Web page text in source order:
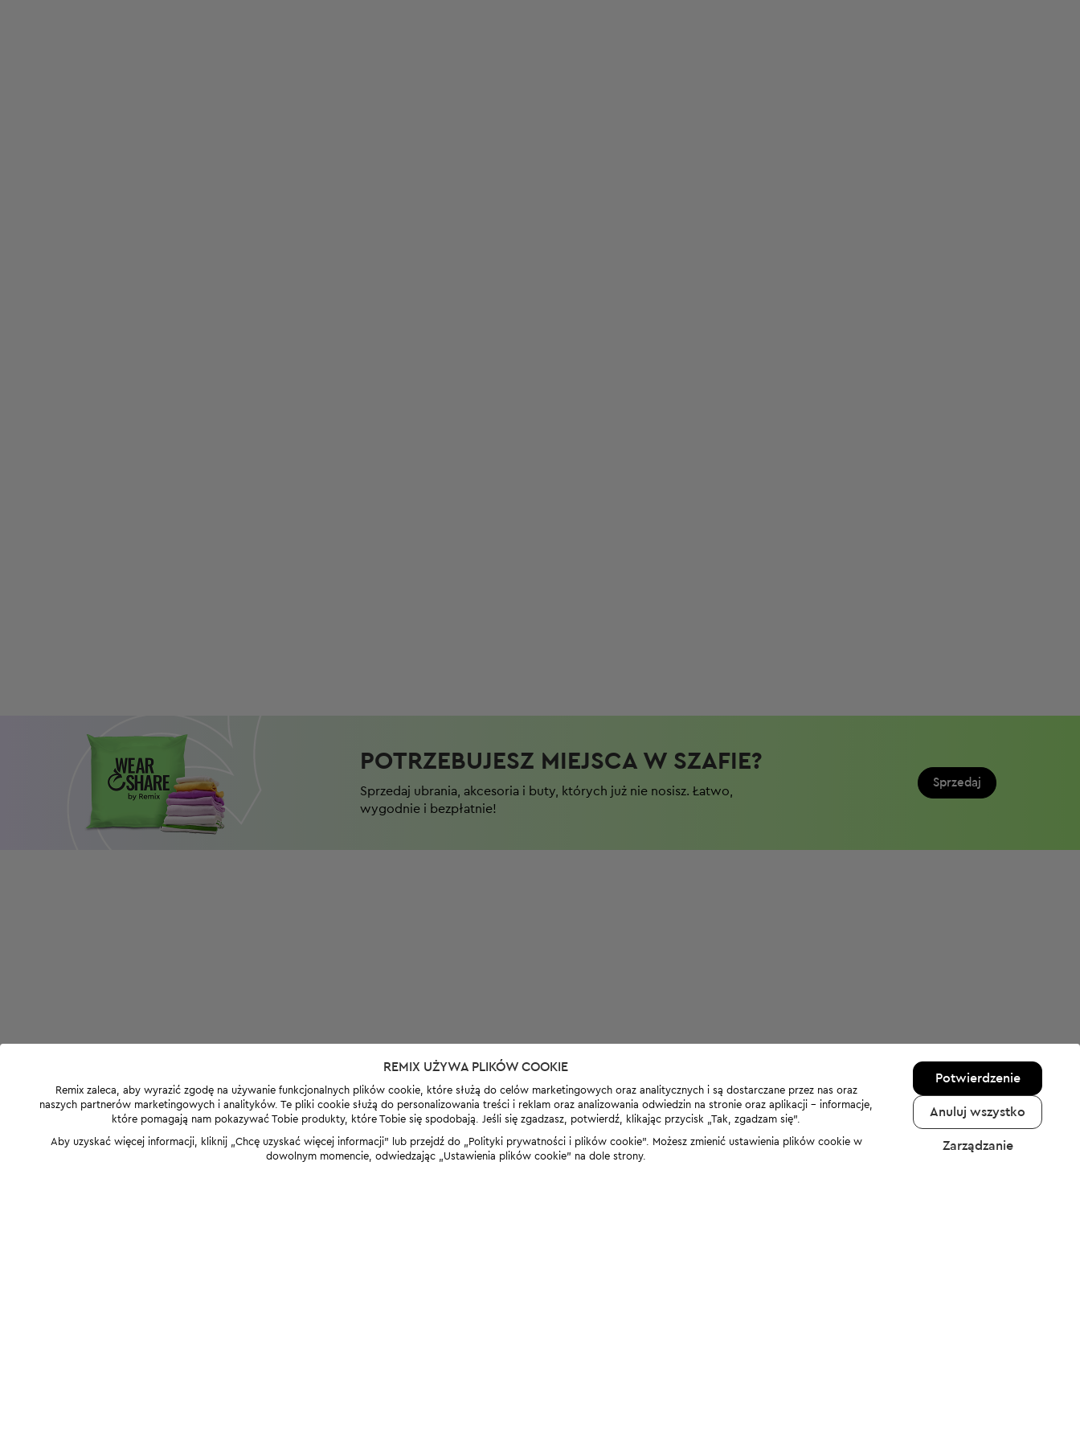
POTRZEBUJESZ MIEJSCA W SZAFIE?​
Sprzedaj ubrania, akcesoria i buty, których już nie nosisz. Łatwo,
wygodnie i bezpłatnie!
Sprzedaj
REMIX UŻYWA PLIKÓW COOKIE
Remix zaleca, aby wyrazić zgodę na używanie funkcjonalnych plików cookie, które służą do celów marketingowych oraz analitycznych i są dostarczane przez nas oraz
naszych partnerów marketingowych i analityków. Te pliki cookie służą do personalizowania treści i reklam oraz analizowania odwiedzin na stronie oraz aplikacji - informacje,
które pomagają nam pokazywać Tobie produkty, które Tobie się spodobają. Jeśli się zgadzasz, potwierdź, klikając przycisk „Tak, zgadzam się”.
Aby uzyskać więcej informacji, kliknij „Chcę uzyskać więcej informacji” lub przejdź do „Polityki prywatności i plików cookie”. Możesz zmienić ustawienia plików cookie w
dowolnym momencie, odwiedzając „Ustawienia plików cookie” na dole strony.
Potwierdzenie
Anuluj wszystko
Zarządzanie